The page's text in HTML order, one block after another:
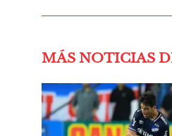
MÁS NOTICIAS